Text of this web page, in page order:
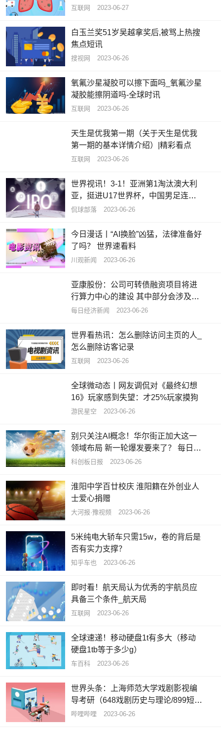
推荐
互联网 2023-06-27
白玉兰奖51岁吴越拿奖后,被骂上热搜
焦点短讯
搜视网 2023-06-26
氧氟沙星凝胶可以擦下面吗_氧氟沙星
凝胶能擦阴道吗-全球时讯
互联网 2023-06-26
天生是优我第一期（关于天生是优我
第一期的基本详情介绍）|精彩看点
互联网 2023-06-26
世界视讯！3-1！亚洲第1淘汰澳大利
亚，挺进U17世界杯，中国男足连续8
届缺席
侃球部落 2023-06-26
今日漫话丨“AI换脸”凶猛，法律准备好
了吗？ 世界速看料
川观新闻 2023-06-26
亚康股份：公司可转债融资项目将进
行算力中心的建设 其中部分会涉及租
售算力
每日经济新闻 2023-06-26
世界看热讯：怎么删除访问主页的人_
怎么删除访客记录
互联网 2023-06-26
全球微动态丨网友调侃对《最终幻想
16》玩家感到失望：才25%玩家摸狗
游民星空 2023-06-26
别只关注AI概念！华尔街正加大这一
领域布局 新一轮爆发要来了？ 每日热
点
科创板日报 2023-06-26
淮阳中学百廿校庆 淮阳籍在外创业人
士爱心捐赠
大河报·豫视频 2023-06-26
5米纯电大轿车只需15w，卷的背后是
否有实力支撑？
知乎车也 2023-06-26
即时看！航天局认为优秀的宇航员应
具备三个条件_航天局
互联网 2023-06-26
全球速递！移动硬盘1t有多大（移动
硬盘1tb等于多少g）
车百科 2023-06-26
世界头条：上海师范大学戏剧影视编
导考研（648戏剧历史与理论/899短片
剧本创作）经验分享
哔哩哔哩 2023-06-26